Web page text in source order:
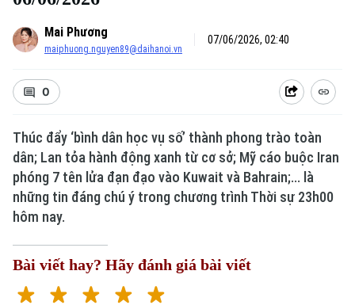
Mai Phương
maiphuong.nguyen89@daihanoi.vn
07/06/2026, 02:40
0
Thúc đẩy ‘bình dân học vụ số’ thành phong trào toàn
dân; Lan tỏa hành động xanh từ cơ sở; Mỹ cáo buộc Iran
phóng 7 tên lửa đạn đạo vào Kuwait và Bahrain;... là
những tin đáng chú ý trong chương trình Thời sự 23h00
hôm nay.
Bài viết hay? Hãy đánh giá bài viết